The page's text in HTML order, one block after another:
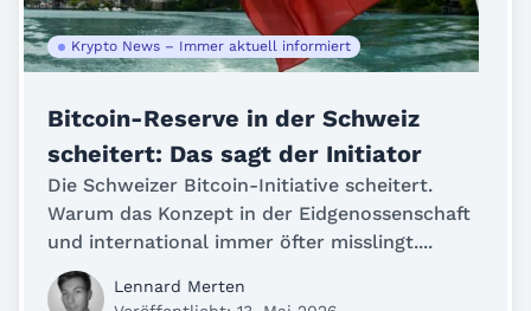
Krypto News – Immer aktuell informiert
Bitcoin-Reserve in der Schweiz
scheitert: Das sagt der Initiator
Die Schweizer Bitcoin-Initiative scheitert.
Warum das Konzept in der Eidgenossenschaft
und international immer öfter misslingt....
Lennard Merten